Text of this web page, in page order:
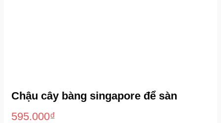
Chậu cây bàng singapore để sàn
595.000₫